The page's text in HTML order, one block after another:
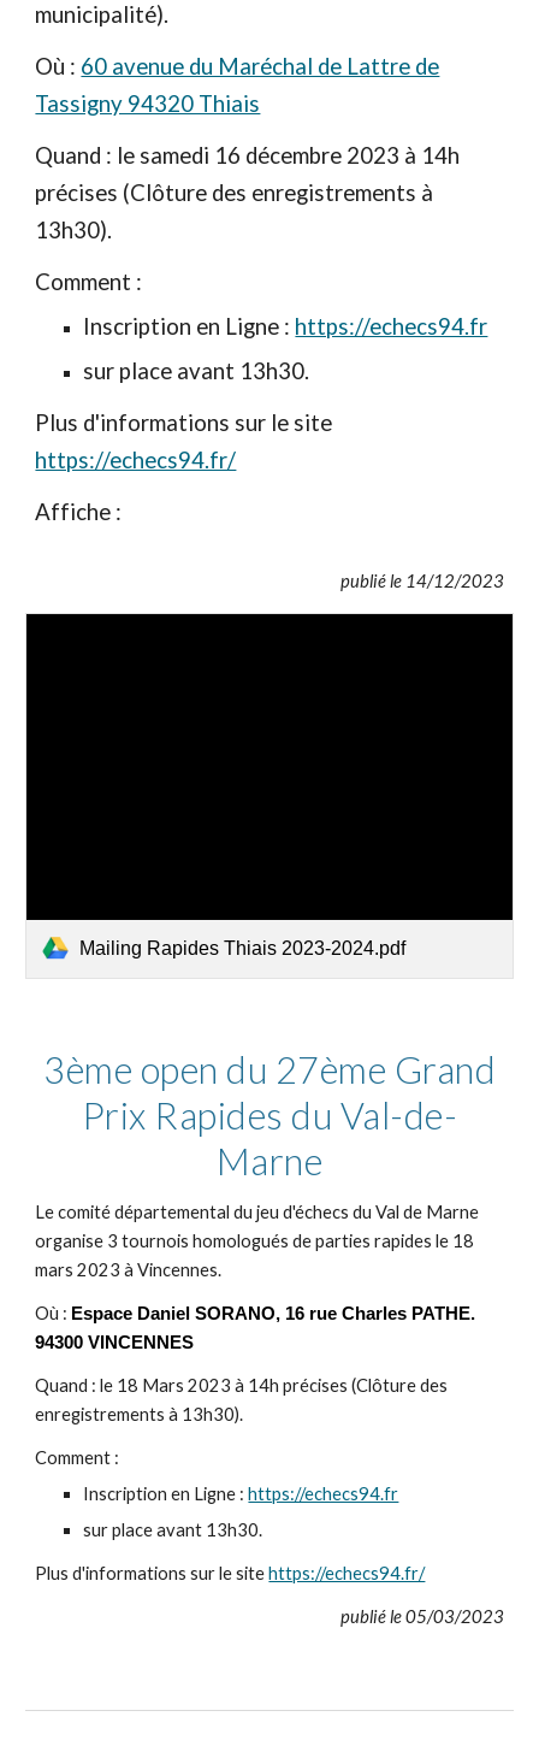
municipalité).
Où : 60 avenue du Maréchal de Lattre de
Tassigny 94320 Thiais
Quand : le samedi 16 décembre 2023 à 14h
précises (Clôture des enregistrements à
13h30).
Comment :
Inscription en Ligne : https://echecs94.fr
sur place avant 13h30.
Plus d'informations sur le site
https://echecs94.fr/
Affiche :
publié le 14/12/2023
Mailing Rapides Thiais 2023-2024.pdf
3ème open du 27ème Grand
Prix Rapides du Val-de-
Marne
Le comité départemental du jeu d'échecs du Val de Marne
organise 3 tournois homologués de parties rapides le 18
mars 2023 à Vincennes.
Où : Espace Daniel SORANO, 16 rue Charles PATHE.
94300 VINCENNES
Quand : le 18 Mars 2023 à 14h précises (Clôture des
enregistrements à 13h30).
Comment :
Inscription en Ligne :https://echecs94.fr
sur place avant 13h30.
Plus d'informations sur le sitehttps://echecs94.fr/
publié le 05/03/2023